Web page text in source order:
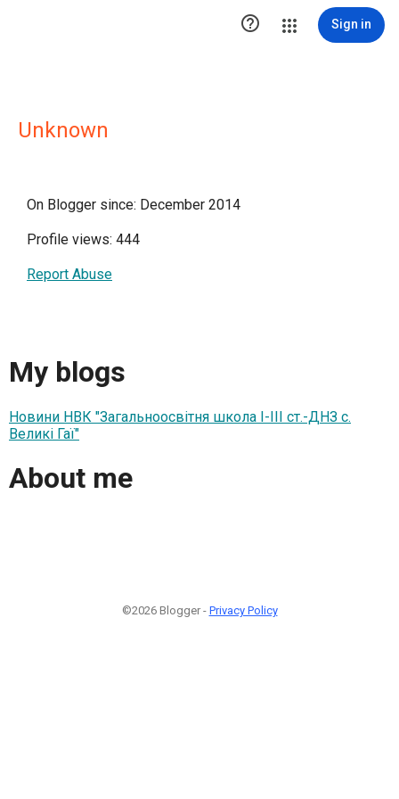
 Sign in
Unknown
On Blogger since: December 2014
Profile views: 444
Report Abuse
My blogs
Новини НВК "Загальноосвітня школа І-ІІІ ст.-ДНЗ с.
Великі Гаї"
About me
©2026 Blogger - Privacy Policy